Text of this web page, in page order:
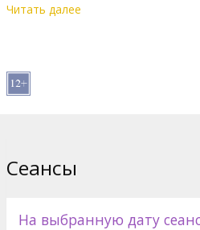
В ролях:
Daniela Melchior
Читать далее
Сеансы
На выбранную дату